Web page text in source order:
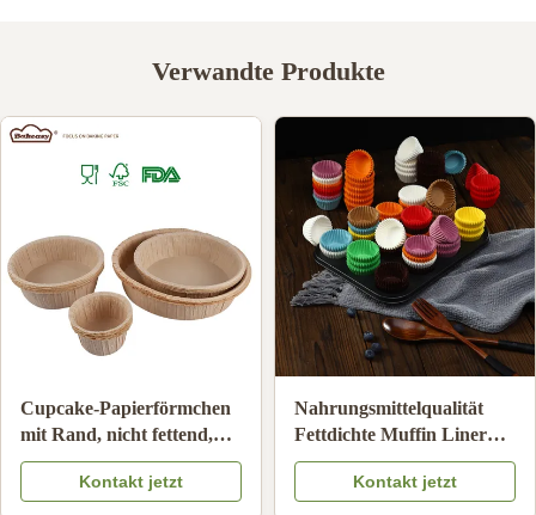
Verwandte Produkte
Hochtemperaturbeständige
Backpapierförmchen,
antihaftbeschichtete
Einweg-Cupcake-
Kontakt jetzt
Cupcake-
mit Rand, nicht
hitzebeständig, Muffin-
Backförmchen für
Kontakt jetzt